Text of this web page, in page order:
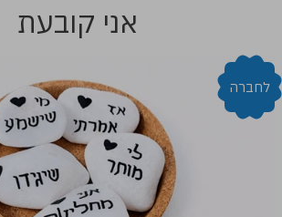
אני קובעת
לחברה